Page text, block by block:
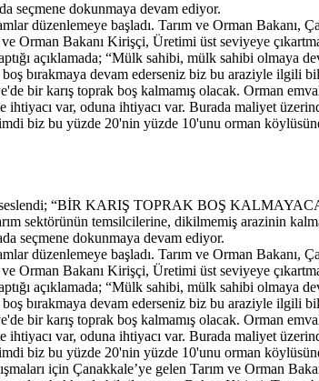
seçmene dokunmaya devam ediyor.
düzenlemeye başladı. Tarım ve Orman Bakanı,
Orman Bakanı Kirişçi, Üretimi üst seviyeye
açıklamada; “Mülk sahibi, mülk sahibi olmaya
boş bırakmaya devam ederseniz biz bu araziyle
bir karış toprak boş kalmamış olacak. Orman
ihtiyacı var, oduna ihtiyacı var. Burada maliyet
biz bu yüzde 20'nin yüzde 10'unu orman
seslendi; “BİR KARIŞ TOPRAK BOŞ
sektörünün temsilcilerine, dikilmemiş arazinin
seçmene dokunmaya devam ediyor.
düzenlemeye başladı. Tarım ve Orman Bakanı,
Orman Bakanı Kirişçi, Üretimi üst seviyeye
açıklamada; “Mülk sahibi, mülk sahibi olmaya
boş bırakmaya devam ederseniz biz bu araziyle
bir karış toprak boş kalmamış olacak. Orman
ihtiyacı var, oduna ihtiyacı var. Burada maliyet
biz bu yüzde 20'nin yüzde 10'unu orman
için Çanakkale’ye gelen Tarım ve Orman